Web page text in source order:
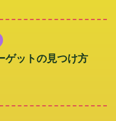
ゲットの見つけ方